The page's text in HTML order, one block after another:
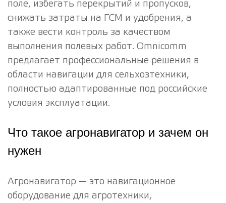
поле, избегать перекрытий и пропусков,
снижать затраты на ГСМ и удобрения, а
также вести контроль за качеством
выполнения полевых работ. Omnicomm
предлагает профессиональные решения в
области навигации для сельхозтехники,
полностью адаптированные под российские
условия эксплуатации.
Что такое агронавигатор и зачем он
нужен
Агронавигатор — это навигационное
оборудование для агротехники,